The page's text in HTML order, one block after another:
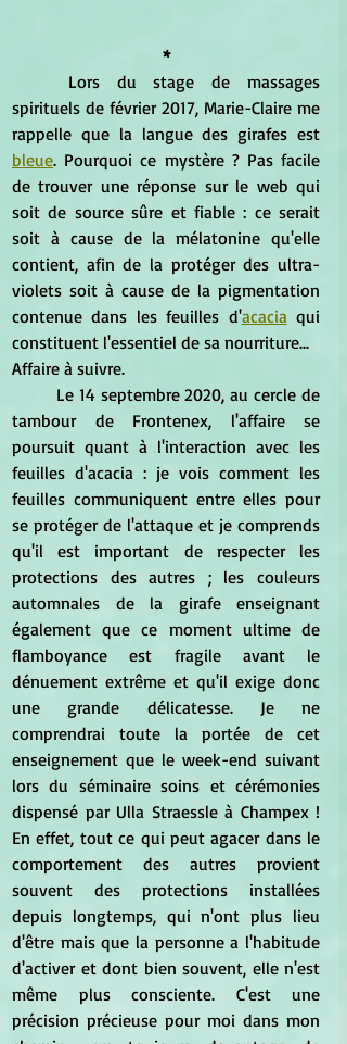
*
spirituels de février 2017, Marie-Claire me
bleue. Pourquoi ce mystère ? Pas facile
de trouver une réponse sur le web qui
soit de source sûre et fiable : ce serait
soit à cause de la mélatonine qu'elle
contient, afin de la protéger des ultra-
violets soit à cause de la pigmentation
contenue dans les feuilles d'acacia qui
constituent l'essentiel de sa nourriture...
Affaire à suivre.
tambour de Frontenex, l'affaire se
poursuit quant à l'interaction avec les
feuilles d'acacia : je vois comment les
feuilles communiquent entre elles pour
se protéger de l'attaque et je comprends
qu'il est important de respecter les
protections des autres ; les couleurs
automnales de la girafe enseignant
également que ce moment ultime de
flamboyance est fragile avant le
dénuement extrême et qu'il exige donc
une grande délicatesse. Je ne
comprendrai toute la portée de cet
enseignement que le week-end suivant
lors du séminaire soins et cérémonies
dispensé par Ulla Straessle à Champex !
En effet, tout ce qui peut agacer dans le
comportement des autres provient
souvent des protections installées
depuis longtemps, qui n'ont plus lieu
d'être mais que la personne a l'habitude
d'activer et dont bien souvent, elle n'est
même plus consciente. C'est une
précision précieuse pour moi dans mon